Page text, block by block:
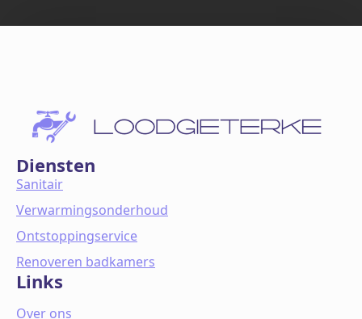
Diensten
Sanitair
Verwarmingsonderhoud
Ontstoppingservice
Renoveren badkamers
Links
Over ons